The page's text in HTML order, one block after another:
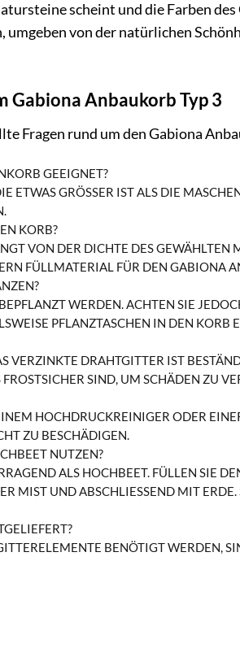
scheint und die Farben
umgeben von der natürlichen
Gabiona Anbaukorb Typ 3
Fragen rund um den Gabiona
GEEIGNET?
ETWAS GRÖSSER IST ALS DIE
KORB?
VON DER DICHTE DES GEWÄHLTEN
FÜLLMATERIAL FÜR DEN GABIONA
WERDEN. ACHTEN SIE
PFLANZTASCHEN IN DEN
VERZINKTE DRAHTGITTER IST
SIND, UM SCHÄDEN ZU
HOCHDRUCKREINIGER ODER
ZU BESCHÄDIGEN.
NUTZEN?
ALS HOCHBEET. FÜLLEN SIE
MIST UND ABSCHLIESSEND MIT ERDE.
BENÖTIGT WERDEN,